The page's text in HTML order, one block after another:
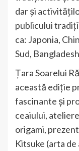
dar și
publicului
ca: Japonia,
Sud,
Țara Soarelui
această ediție
fascinante și
ceaiului,
origami,
Kitsuke (arta de